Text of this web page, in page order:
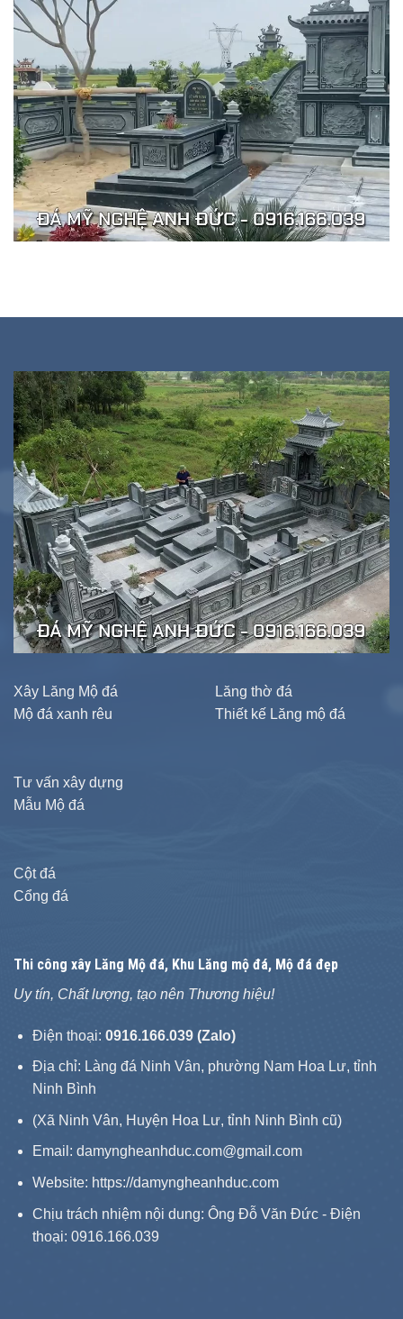
Xây Lăng Mộ đá
Mộ đá xanh rêu
Lăng thờ đá
Thiết kế Lăng mộ đá
Tư vấn xây dựng
Mẫu Mộ đá
Cột đá
Cổng đá
Thi công xây Lăng Mộ đá, Khu Lăng mộ đá, Mộ đá đẹp
Uy tín, Chất lượng, tạo nên Thương hiệu!
Điện thoại: 0916.166.039 (Zalo)
Địa chỉ: Làng đá Ninh Vân, phường Nam Hoa Lư, tỉnh
Ninh Bình
(Xã Ninh Vân, Huyện Hoa Lư, tỉnh Ninh Bình cũ)
Email: damyngheanhduc.com@gmail.com
Website: https://damyngheanhduc.com
Chịu trách nhiệm nội dung: Ông Đỗ Văn Đức - Điện
thoại: 0916.166.039